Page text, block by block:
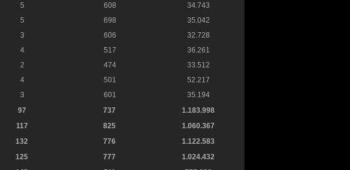
5 608
34.743
5 698
35.042
3 606
32.728
4 517
36.261
2 474
33.512
4 501
52.217
3 601
35.194
97 737
1.183.998
117 825
1.060.367
132 776
1.122.583
125 777
1.024.432